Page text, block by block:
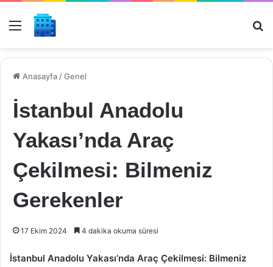
Menü
Anasayfa /Genel
İstanbul Anadolu
Yakası’nda Araç
Çekilmesi: Bilmeniz
Gerekenler
17 Ekim 2024 4 dakika okuma süresi
İstanbul Anadolu Yakası’nda Araç Çekilmesi: Bilmeniz